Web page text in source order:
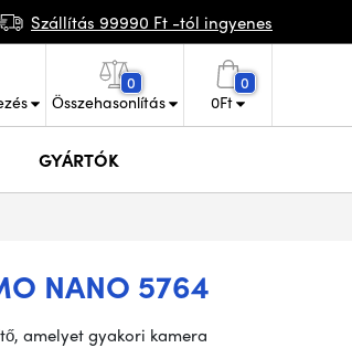
Szállítás 99990 Ft -tól ingyenes
0
Összehasonlítás
0
0Ft
GYÁRTÓK
NANO 5764
amelyet gyakori kamera